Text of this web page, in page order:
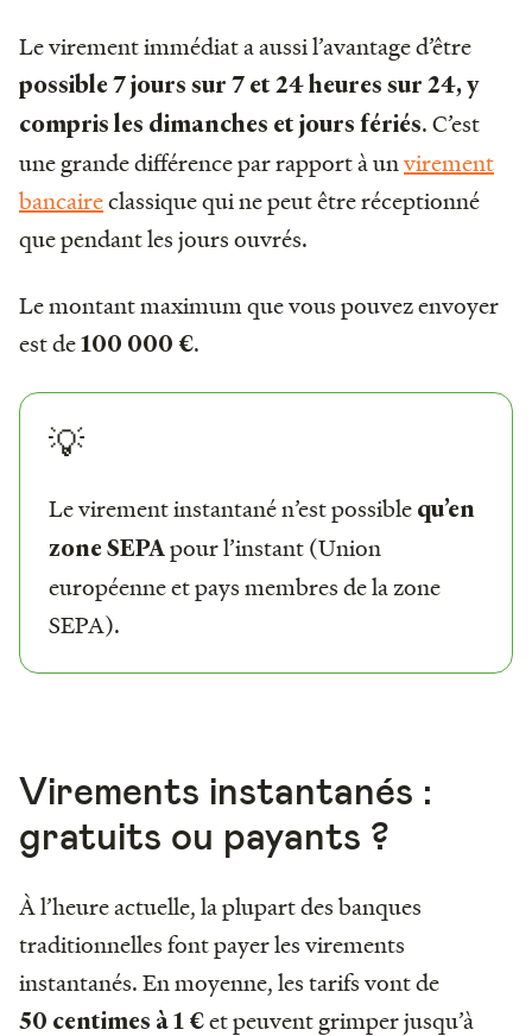
Le virement immédiat a aussi l’avantage d’être
possible 7 jours sur 7 et 24 heures sur 24, y
compris les dimanches et jours fériés. C’est
une grande différence par rapport à unvirement
bancaireclassique qui ne peut être réceptionné
que pendant les jours ouvrés.
Le montant maximum que vous pouvez envoyer
est de100 000 €.
💡
Le virement instantané n’est possible qu’en
zone SEPA pour l’instant (Union
européenne et pays membres de la zone
SEPA).
Virements instantanés :
gratuits ou payants ?
À l’heure actuelle, la plupart des banques
traditionnelles font payer les virements
instantanés. En moyenne, les tarifs vont de
50 centimes à 1 €et peuvent grimper jusqu’à